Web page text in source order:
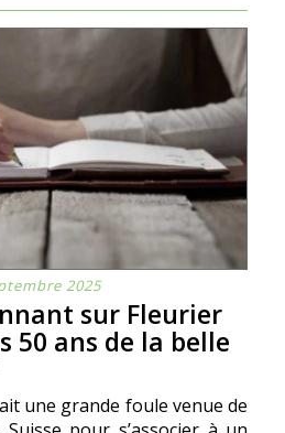
2025
sur Fleurier
50 ans de la belle
une grande foule venue de